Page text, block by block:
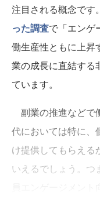
注目される概念です。
った調査で「エンゲ
働生産性ともに上昇
業の成長に直結する
ています。
副業の推進などで
代においては特に、
け提供してもらえる
いえるでしょう。つ